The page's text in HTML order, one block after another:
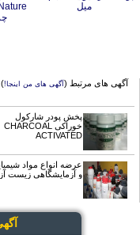
میل
آگهی های مرتبط (آگهی های من اینجا!)
پخش پودر شارکول
خوراکی CHARCOAL
ACTIVATED
عرضه انواع مواد
و آزمایشگاهی زیست